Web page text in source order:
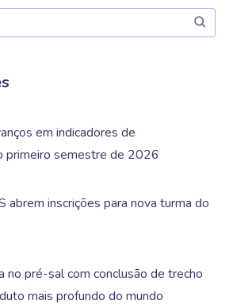
em indicadores de
primeiro semestre de 2026
abrem inscrições para nova turma do
no pré-sal com conclusão de trecho
mais profundo do mundo